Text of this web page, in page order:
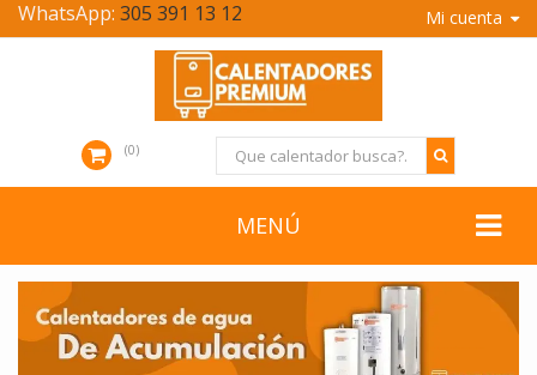
Mi cuenta
WhatsApp: 305 391 13 12
0
MENÚ